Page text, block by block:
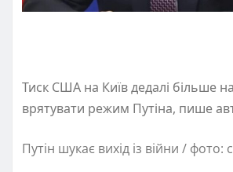
Тиск США на Київ дедалі більше
врятувати режим Путіна, пише
Путін шукає вихід із війни / фото: